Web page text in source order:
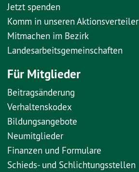
Jetzt spenden
Komm in unseren Aktionsverteiler
Mitmachen im Bezirk
Landesarbeitsgemeinschaften
Für Mitglieder
Beitragsänderung
Verhaltenskodex
Bildungsangebote
Neumitglieder
Finanzen und Formulare
Schieds- und Schlichtungsstellen